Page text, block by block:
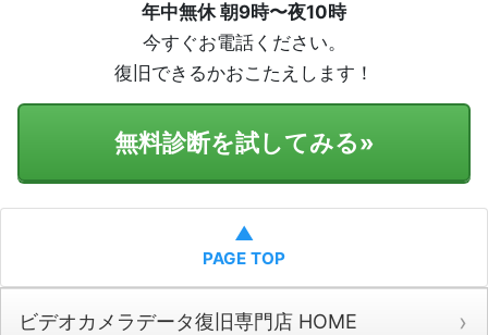
年中無休 朝9時〜夜10時
今すぐお電話ください。
復旧できるかおこたえします！
無料診断を試してみる»
▲
PAGE TOP
ビデオカメラデータ復旧専門店 HOME